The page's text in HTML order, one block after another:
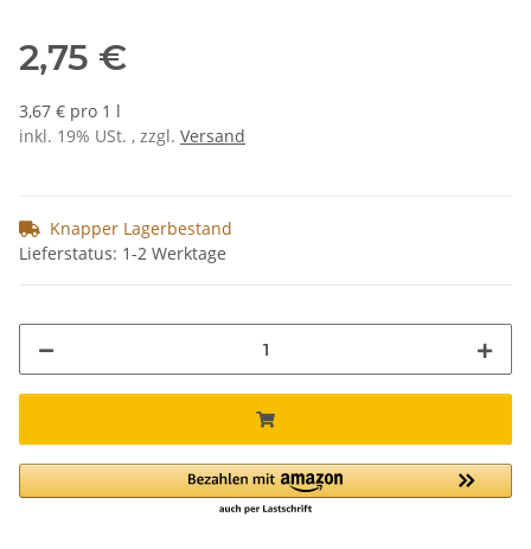
2,75 €
3,67 € pro 1 l
inkl. 19% USt. , zzgl. Versand
Knapper Lagerbestand
Lieferstatus: 1-2 Werktage